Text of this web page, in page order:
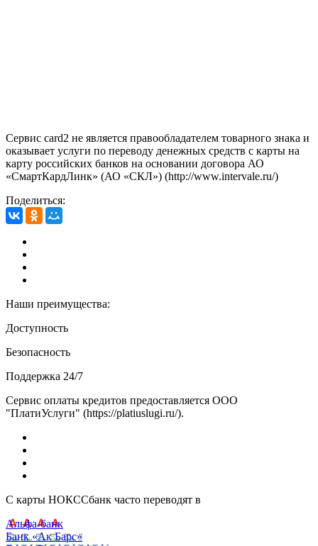
Сервис card2 не является правообладателем товарного знака и
оказывает услуги по переводу денежных средств с карты на
карту российских банков на основании договора АО
«СмартКардЛинк» (АО «СКЛ») (http://www.intervale.ru/)
Поделиться:
Наши преимущества:
Доступность
Безопасность
Поддержка 24/7
Сервис оплаты кредитов предоставляется ООО
"ПлатиУслуги" (https://platiuslugi.ru/).
С карты НОКССбанк часто переводят в
Альфа-банк
Банк «Ак Барс»